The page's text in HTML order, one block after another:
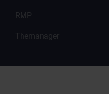
RMP
Themanager